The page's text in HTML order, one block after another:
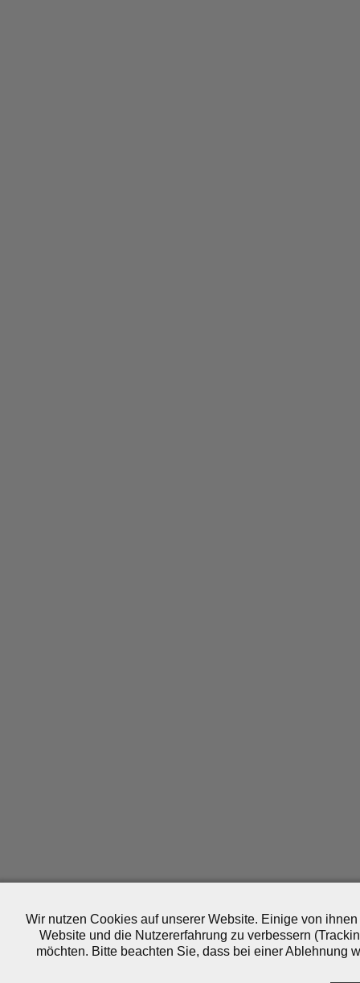
Wir nutzen Cookies auf unserer Website. Einige von
Website und die Nutzererfahrung zu verbessern
möchten. Bitte beachten Sie, dass bei einer Ablehnung